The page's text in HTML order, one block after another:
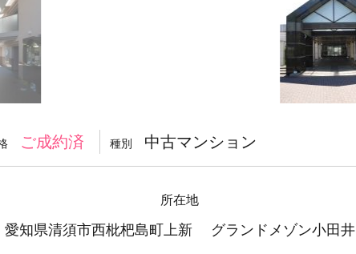
ご成約済 種別 中古マンション
所在地
愛知県清須市西枇杷島町上新 グランドメゾン小田井